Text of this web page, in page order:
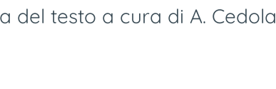
del testo a cura di A. Cedola